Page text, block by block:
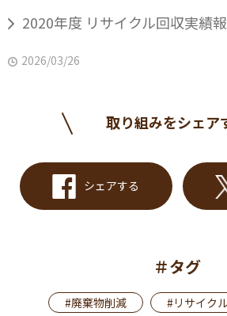
2020年度 リサイクル回収実績
2026/03/26
取り組みをシェア
シェアする
＃タグ
#廃棄物削減 #リサイク